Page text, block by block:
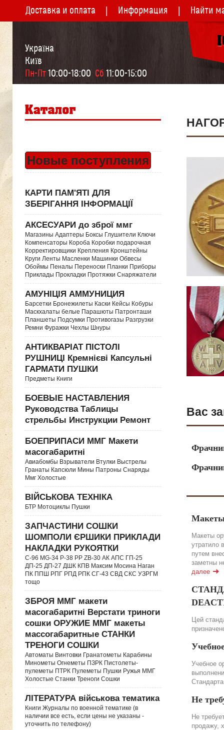
Доставка и оплата Информация Найти
Україна
Київ
Пн-Пт 10:00-18:00 Сб 11:00-15:00
Новые поступления
КАРТИ ПАМ'ЯТІ ДЛЯ
ЗБЕРІГАННЯ ІНФОРМАЦІЇ
АКСЕСУАРИ до зброї ммг
Магазины Адаптеры Боксы Глушители Ключи
Компенсаторы Короба Коробки подарочная
Корректировщики Крепления Кронштейны
Круги Ленты Масленки Машинки Обвесы
Обоймы Пеналы Переноски Планки Приборы
Приклады Прокладки Протяжки Снаряжатели
АМУНІЦІЯ АММУНИЦИЯ
Барсетки Бронежилеты Каски Кейсы Кобуры
Маскхалаты белые Парашюты Патронташи
Планшеты Подсумки Противогазы Разгрузки
Ремни Фуражки Чехлы Шнуры
АНТИКВАРІАТ ПІСТОЛІ
РУШНИЦІ Кремнієві Капсульні
ГАРМАТИ ПУШКИ
Предметы Книги
БОЕВЫЕ НАСТАВЛЕНИЯ
Руководства Таблицы
стрельбы Инструкции Ремонт
БОЕПРИПАСИ ММГ Макети
масогабаритні
Авиабомбы Взрыватели Втулки Выстрелы
Гранаты Капсюли Мины Патроны Снаряды
Ммг Холостые
ВІЙСЬКОВА ТЕХНІКА
БТР Мотоциклы Пушки
ЗАПЧАСТИНИ СОШКИ
ШОМПОЛИ ЄРШИКИ ПРИКЛАДИ
НАКЛАДКИ РУКОЯТКИ
C-96 MG-34 P-38 PP ZB-30 АК АПС ГП-25
ДП-25 ДП-27 ДШК КПВ Максим Мосина Наган
ПК ППШ РПГ РПД РПК СГ-43 СВД CКС УЗРГМ
тощо
ЗБРОЯ ММГ макети
масогабаритні Верстати триноги
сошки ОРУЖИЕ ММГ макеты
массогабаритные СТАНКИ
ТРЕНОГИ СОШКИ
Автоматы Винтовки Гранатометы Карабины
Минометы Огнеметы ПЗРК Пистолеты-
пулеметы ПТРК Пулеметы Пушки Ружья ММГ
Холостые Станки Треноги Сошки
ЛІТЕРАТУРА військова тематика
Книги Журналы по военной тематике (в
наличии все есть, если цены не указаны -
уточнить по телефону)
Вас
Макеты
Макеты
утратило
путем
заметны
далее
Цей
Учебное
Не
Не
продажу,